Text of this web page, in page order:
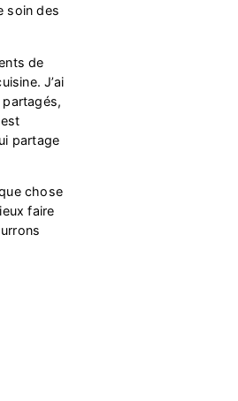
soin des
de
J’ai
partagés,
partage
chose
faire